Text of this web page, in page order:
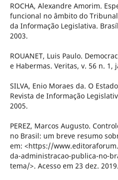
ROCHA, Alexandre Amorim.
funcional no âmbito do
da Informação Legislativa.
2003.
ROUANET, Luis Paulo.
e Habermas. Veritas, v. 56 n. 1,
SILVA, Enio Moraes da. O
Revista de Informação
2005.
PEREZ, Marcos Augusto.
no Brasil: um breve resumo
em: <https://
da-administracao-publica-no-
tema/>. Acesso em 23 dez. 2019.